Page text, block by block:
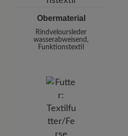
Obermaterial
Rindveloursleder
wasserabweisend,
Funktionstextil